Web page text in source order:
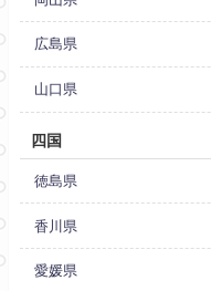
広島県
山口県
四国
徳島県
香川県
愛媛県